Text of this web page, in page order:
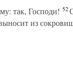
так, Господи! 52
из